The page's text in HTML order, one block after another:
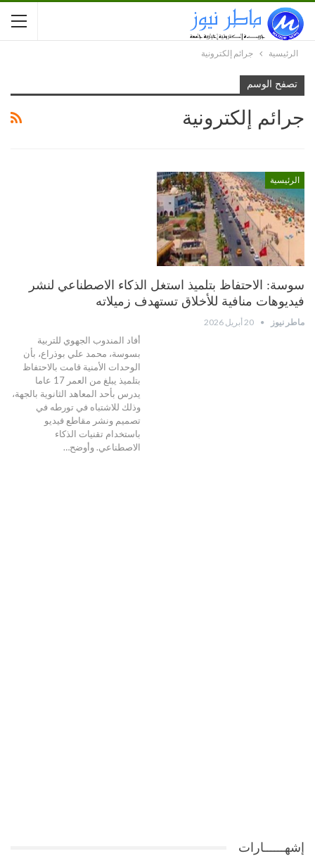
الرئيسية جرائم إلكترونية
تصفح الوسم
جرائم إلكترونية
الرئيسية
سوسة: الاحتفاظ بتلميذ استغل الذكاء الاصطناعي لنشر
فيديوهات منافية للأخلاق تستهدف زميلاته
ماطر نيوز 20 أبريل 2026
أفاد المندوب الجهوي للتربية
بسوسة، محمد علي بوذراع، بأن
الوحدات الأمنية قامت بالاحتفاظ
بتلميذ يبلغ من العمر 17 عاما
يدرس بأحد المعاهد الثانوية بالجهة،
وذلك للاشتباه في تورطه في
تصميم ونشر مقاطع فيديو
باستخدام تقنيات الذكاء
الاصطناعي. وأوضح…
إشهــــــارات